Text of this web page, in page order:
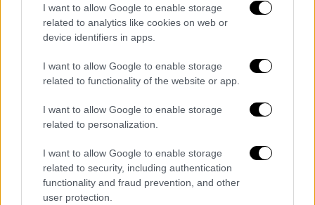
I want to allow Google to enable storage
related to analytics like cookies on web or
device identifiers in apps.
I want to allow Google to enable storage
related to functionality of the website or app.
I want to allow Google to enable storage
related to personalization.
I want to allow Google to enable storage
related to security, including authentication
functionality and fraud prevention, and other
user protection.
Τι έδειξε η νεκροψία